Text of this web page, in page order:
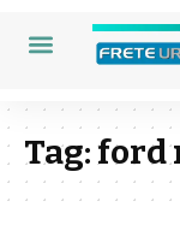
Tag:ford